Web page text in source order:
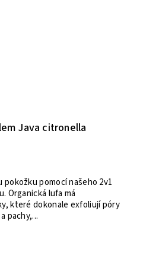
Java citronella
pomocí našeho 2v1
Organická lufa má
které dokonale exfoliují póry
pachy,...